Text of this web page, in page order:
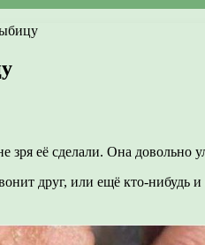
её сделали. Она довольно
друг, или ещё кто-